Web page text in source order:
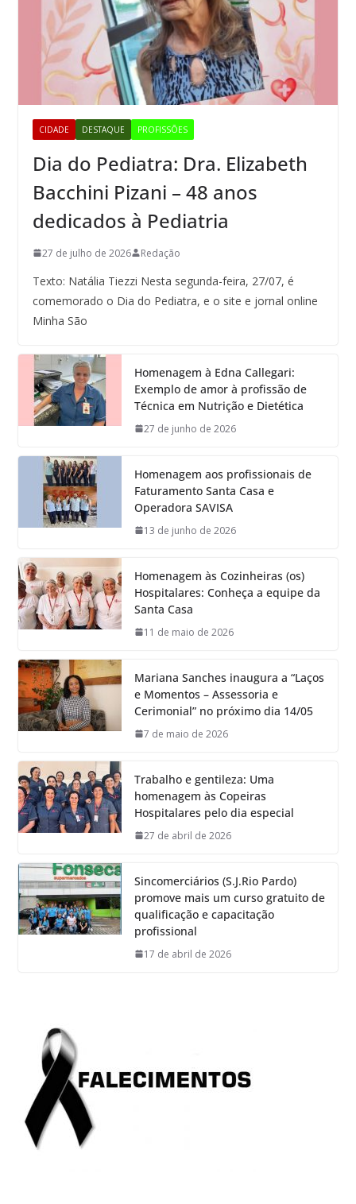
CIDADE DESTAQUE PROFISSÕES
Dia do Pediatra: Dra. Elizabeth
Bacchini Pizani – 48 anos
dedicados à Pediatria
27 de julho de 2026 Redação
Texto: Natália Tiezzi Nesta segunda-feira, 27/07, é
comemorado o Dia do Pediatra, e o site e jornal online
Minha São
Homenagem à Edna Callegari:
Exemplo de amor à profissão de
Técnica em Nutrição e Dietética
27 de junho de 2026
Homenagem aos profissionais de
Faturamento Santa Casa e
Operadora SAVISA
13 de junho de 2026
Homenagem às Cozinheiras (os)
Hospitalares: Conheça a equipe da
Santa Casa
11 de maio de 2026
Mariana Sanches inaugura a “Laços
e Momentos – Assessoria e
Cerimonial” no próximo dia 14/05
7 de maio de 2026
Trabalho e gentileza: Uma
homenagem às Copeiras
Hospitalares pelo dia especial
27 de abril de 2026
Sincomerciários (S.J.Rio Pardo)
promove mais um curso gratuito de
qualificação e capacitação
profissional
17 de abril de 2026